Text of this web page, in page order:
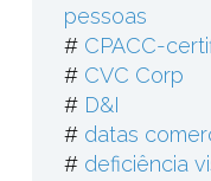
pessoas
# CPACC-
# CVC Corp
# D&I
# datas
# deficiência